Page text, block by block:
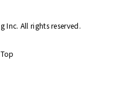
All rights reserved.